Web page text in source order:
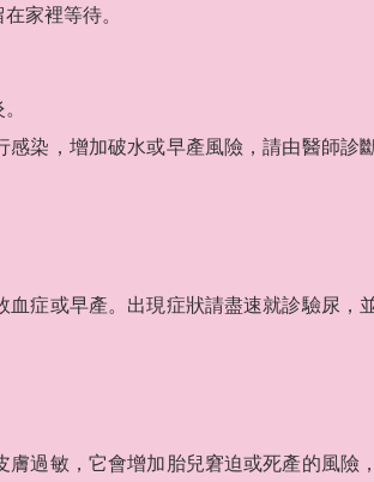
家裡等待。
染，增加破水或早產風險，請由醫師診
症或早產。出現症狀請盡速就診驗尿，
過敏，它會增加胎兒窘迫或死產的風險